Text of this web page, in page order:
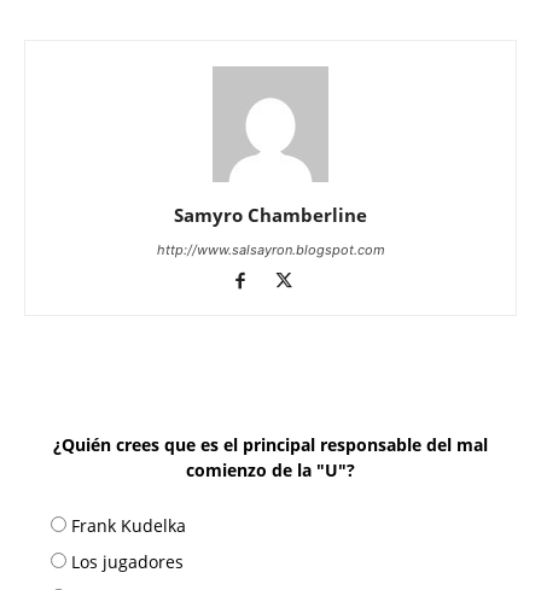
Samyro Chamberline
http://www.salsayron.blogspot.com
¿Quién crees que es el principal responsable del mal
comienzo de la "U"?
Frank Kudelka
Los jugadores